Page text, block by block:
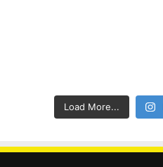
Load More...